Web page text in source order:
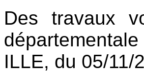
Des travaux
ILLE, du 05/